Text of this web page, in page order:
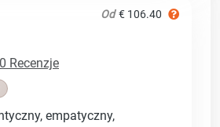
Od € 106.40
0 Recenzje
empatyczny,